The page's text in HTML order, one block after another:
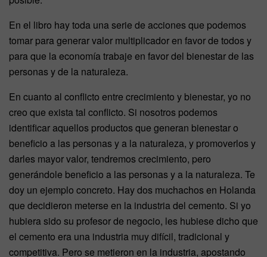
En el libro hay toda una serie de acciones que podemos
tomar para generar valor multiplicador en favor de todos y
para que la economía trabaje en favor del bienestar de las
personas y de la naturaleza.
En cuanto al conflicto entre crecimiento y bienestar, yo no
creo que exista tal conflicto. Si nosotros podemos
identificar aquellos productos que generan bienestar o
beneficio a las personas y a la naturaleza, y promoverlos y
darles mayor valor, tendremos crecimiento, pero
generándole beneficio a las personas y a la naturaleza. Te
doy un ejemplo concreto. Hay dos muchachos en Holanda
que decidieron meterse en la industria del cemento. Si yo
hubiera sido su profesor de negocio, les hubiese dicho que
el cemento era una industria muy difícil, tradicional y
competitiva. Pero se metieron en la industria, apostando